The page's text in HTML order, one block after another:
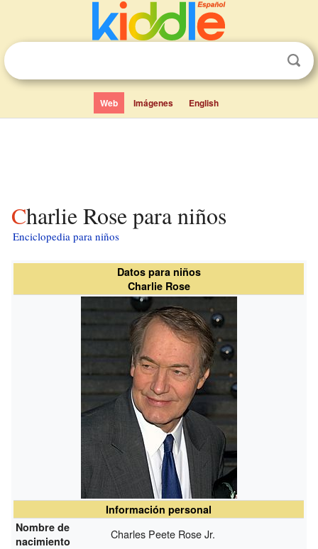
Web Imágenes English
Charlie Rose para niños
Enciclopedia para niños
Datos para niños
Charlie Rose
Información personal
Nombre de
nacimiento
Charles Peete Rose Jr.